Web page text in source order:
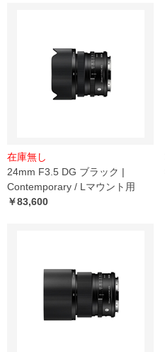
在庫無し
24mm F3.5 DG ブラック |
Contemporary / Lマウント用
￥83,600